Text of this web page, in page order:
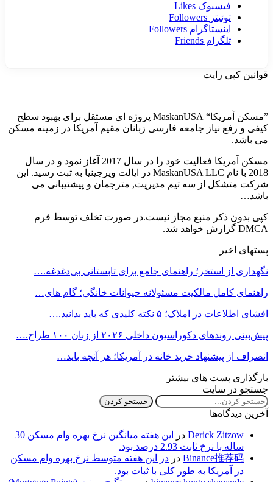
فیسبوک Likes
توئیتر Followers
اینستاگرام Followers
تلگرام Friends
قوانین کپی رایت
”مسکن آمریکا“ MaskanUSA پروژه ای مستقل برای بهبود سطح
کیفی و رفع نیاز جامعه فارسی زبانان مقیم آمریکا در زمینه مسکن
می باشد.
مسکن آمریکا فعالیت خود را در سال 2017 آغاز نمود و در سال
2018 با نام MaskanUSA LLC در ایالت ویرجینیا به ثبت رسید. این
شرکت متشکل از سه تیم مدیریت, مترجمان و پیشتیبانی می
باشد…
کپی بدون ذکر منبع مجاز نیست.در صورت تخلف توسط فرم
DMCA گزارش خواهد شد.
پستهای اخیر
نگهداری از استخر؛ راهنمای جامع برای تابستانی بی‌دغدغه.…
راهنمای کامل مالکیت مسئولانه حیوانات خانگی؛ گام های…
افشای اطلاعات در املاک؛ ۵ نکته کلیدی که باید بدانید.…
پیش‌بینی روندهای دکوراسیون داخلی ۲۰۲۶ از زبان ۱۰۰ طراح.…
انصراف از پیشنهاد خرید خانه در آمریکا؛ هر آنچه باید…
بارگذاری پست های بیشتر
جستجو در سایت
آخرین دیدگاه‌ها
Derick Zitzow در
این هفته میانگین نرخ بهره وام مسکن 30
ساله با نرخ ثابت 2.93 درصد بود.
Binance推荐码 در در این هفته متوسط نرخ بهره وام مسکن
در آمریکا به طور کلی با ثبات بود.